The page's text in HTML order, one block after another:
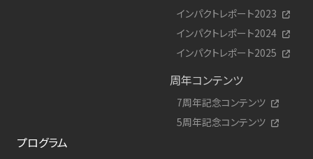
インパクトレポート2023
インパクトレポート2024
インパクトレポート2025
周年コンテンツ
7周年記念コンテンツ
5周年記念コンテンツ
プログラム